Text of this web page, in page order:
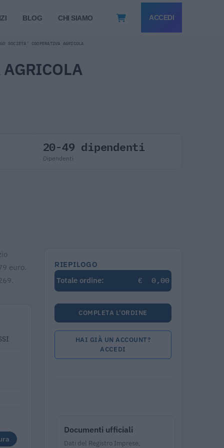
BLOG CHI SIAMO ACCEDI
SOCIETA' COOPERATIVA AGRICOLA
20-49 dipendenti
Dipendenti
euro.
RIEPILOGO
Totale ordine:
€ 0,00
COMPLETA L'ORDINE
HAI GIÀ UN ACCOUNT?
ACCEDI
Documenti ufficiali
Dati del Registro Imprese,